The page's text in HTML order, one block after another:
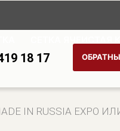
СЕТКА ЯЧЕИСТАЯ
18 17
IN RUSSIA EXPO